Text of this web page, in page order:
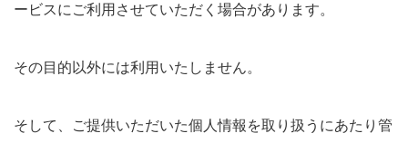
ービスにご利用させていただく場合があります。
その目的以外には利用いたしません。
そして、ご提供いただいた個人情報を取り扱うにあたり管